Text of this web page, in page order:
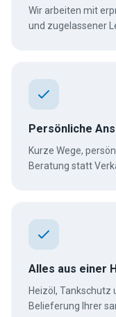
Wir arbeiten mit
und zugelassener
Persönliche
Kurze Wege,
Beratung statt
Alles aus einer
Heizöl, Tankschutz
Belieferung Ihrer